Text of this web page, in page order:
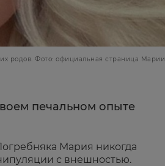
родов. Фото: официальная страница Марии
печальном опыте
Мария никогда
с внешностью.